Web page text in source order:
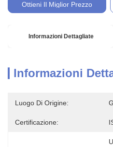
Ottieni Il Miglior Prezzo
Informazioni Dettagliate
Informazioni
Luogo Di Origine:
Certificazione: